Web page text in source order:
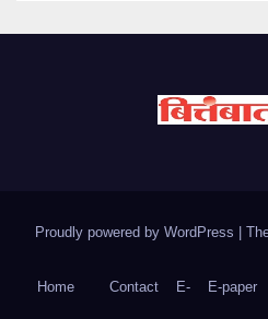
Proudly powered by WordPress |
Home Contact E- E-paper